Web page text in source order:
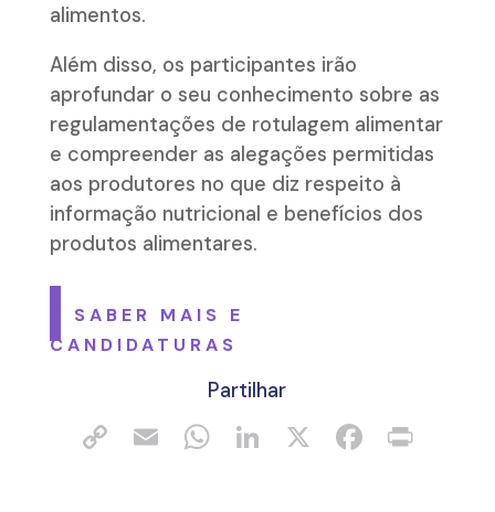
alimentos.
Além disso, os participantes irão
aprofundar o seu conhecimento sobre as
regulamentações de rotulagem alimentar
e compreender as alegações permitidas
aos produtores no que diz respeito à
informação nutricional e benefícios dos
produtos alimentares.
SABER MAIS E
CANDIDATURAS
Partilhar